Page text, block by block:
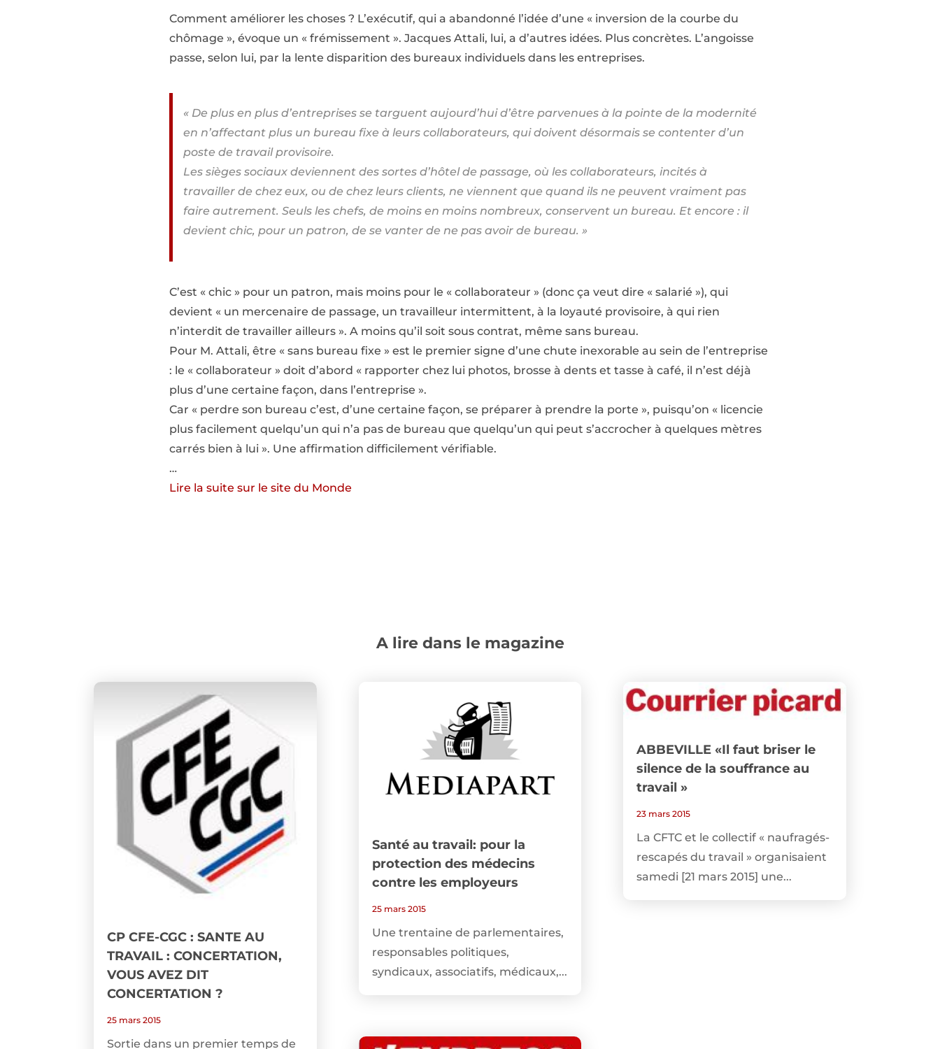
Comment améliorer les choses ? L’exécutif, qui a abandonné l’idée d’une « inversion de la courbe du
chômage », évoque un « frémissement ». Jacques Attali, lui, a d’autres idées. Plus concrètes. L’angoisse
passe, selon lui, par la lente disparition des bureaux individuels dans les entreprises.
« De plus en plus d’entreprises se targuent aujourd’hui d’être parvenues à la pointe de la modernité
en n’affectant plus un bureau fixe à leurs collaborateurs, qui doivent désormais se contenter d’un
poste de travail provisoire.
Les sièges sociaux deviennent des sortes d’hôtel de passage, où les collaborateurs, incités à
travailler de chez eux, ou de chez leurs clients, ne viennent que quand ils ne peuvent vraiment pas
faire autrement. Seuls les chefs, de moins en moins nombreux, conservent un bureau. Et encore : il
devient chic, pour un patron, de se vanter de ne pas avoir de bureau. »
C’est « chic » pour un patron, mais moins pour le « collaborateur » (donc ça veut dire « salarié »), qui
devient « un mercenaire de passage, un travailleur intermittent, à la loyauté provisoire, à qui rien
n’interdit de travailler ailleurs ». A moins qu’il soit sous contrat, même sans bureau.
Pour M. Attali, être « sans bureau fixe » est le premier signe d’une chute inexorable au sein de l’entreprise
: le « collaborateur » doit d’abord « rapporter chez lui photos, brosse à dents et tasse à café, il n’est déjà
plus d’une certaine façon, dans l’entreprise ».
Car « perdre son bureau c’est, d’une certaine façon, se préparer à prendre la porte », puisqu’on « licencie
plus facilement quelqu’un qui n’a pas de bureau que quelqu’un qui peut s’accrocher à quelques mètres
carrés bien à lui ». Une affirmation difficilement vérifiable.
…
Lire la suite sur le site du Monde
A lire dans le magazine
CP CFE-CGC : SANTE AU
TRAVAIL : CONCERTATION,
VOUS AVEZ DIT
CONCERTATION ?
25 mars 2015
Sortie dans un premier temps de
Santé au travail: pour la
protection des médecins
contre les employeurs
25 mars 2015
Une trentaine de parlementaires,
responsables politiques,
syndicaux, associatifs, médicaux,...
ABBEVILLE «Il faut briser le
silence de la souffrance au
travail »
23 mars 2015
La CFTC et le collectif « naufragés-
rescapés du travail » organisaient
samedi [21 mars 2015] une...